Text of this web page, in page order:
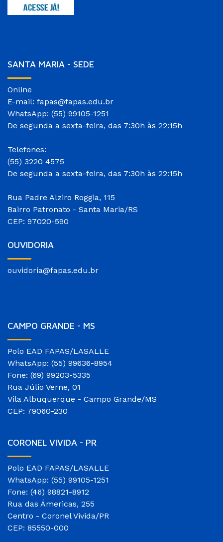
SANTA MARIA - SEDE
Online
E-mail: fapas@fapas.edu.br
WhatsApp: (55) 99105-1251
De segunda a sexta-feira, das 7:30h às 22:15h
Telefones:
(55) 3220 4575
De segunda a sexta-feira, das 7:30h às 22:15h
Rua Padre Alziro Roggia, 115
Bairro Patronato - Santa Maria/RS
CEP: 97020-590
OUVIDORIA
ouvidoria@fapas.edu.br
CAMPO GRANDE - MS
Polo EAD FAPAS/LASALLE
WhatsApp: (55) 99636-8954
Fone: (69) 99203-5335
Rua Júlio Verne, 01
Vila Albuquerque - Campo Grande/MS
CEP: 79060-230
CORONEL VIVIDA - PR
Polo EAD FAPAS/LASALLE
WhatsApp: (55) 99105-1251
Fone: (46) 98821-8912
Rua das Ámericas, 255
Centro - Coronel Vivida/PR
CEP: 85550-000